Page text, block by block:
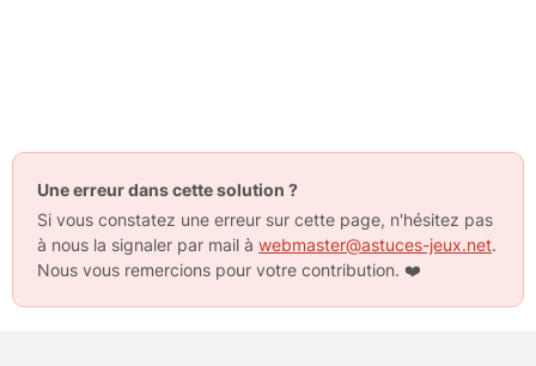
Une erreur dans cette solution ?
Si vous constatez une erreur sur cette page, n'hésitez pas
à nous la signaler par mail à webmaster@astuces-jeux.net.
Nous vous remercions pour votre contribution. ❤️